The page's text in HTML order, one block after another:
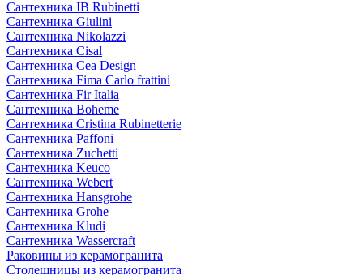
Сантехника IB Rubinetti
Сантехника Giulini
Сантехника Nikolazzi
Сантехника Cisal
Сантехника Cea Design
Сантехника Fima Carlo frattini
Сантехника Fir Italia
Сантехника Boheme
Сантехника Cristina Rubinetterie
Сантехника Paffoni
Сантехника Zuchetti
Сантехника Keuco
Сантехника Webert
Сантехника Hansgrohe
Сантехника Grohe
Сантехника Kludi
Сантехника Wassercraft
Раковины из керамогранита
Столешницы из керамогранита